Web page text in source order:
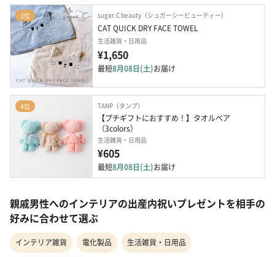
3位 sugar.C beauty（シュガーシービューティー）
CAT QUICK DRY FACE TOWEL
生活雑貨・日用品
¥1,650
最短8月08日(土)お届け
4位 TANP（タンプ）
【プチギフトにおすすめ！】タオルベア
（3colors）
生活雑貨・日用品
¥605
最短8月08日(土)お届け
親戚男性へのインテリアの出産内祝いプレゼントを相手の
好みに合わせて選ぶ
インテリア雑貨 電化製品 生活雑貨・日用品